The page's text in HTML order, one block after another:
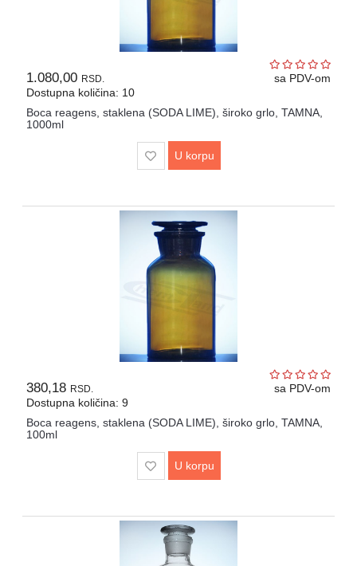
1.080,00 RSD.
sa PDV-om
Dostupna količina: 10
Boca reagens, staklena (SODA LIME), široko grlo, TAMNA,
1000ml
U korpu
380,18 RSD.
sa PDV-om
Dostupna količina: 9
Boca reagens, staklena (SODA LIME), široko grlo, TAMNA,
100ml
U korpu